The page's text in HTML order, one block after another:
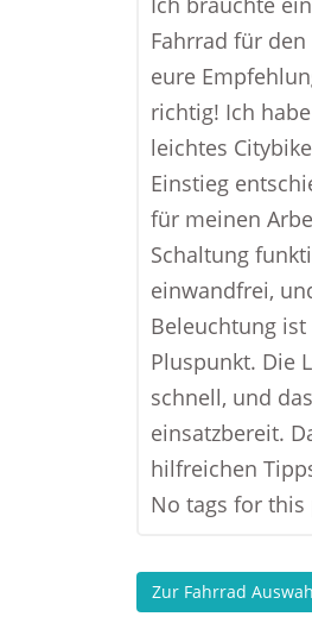
Fahrrad für
eure
richtig! Ich
leichtes
Einstieg
für meinen
Schaltung
einwandfrei,
Beleuchtung
Pluspunkt. Die
schnell, und
einsatzbereit.
hilfreichen
No tags for this
Zur Fahrrad